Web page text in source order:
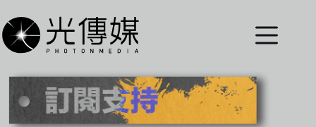
至
主
內